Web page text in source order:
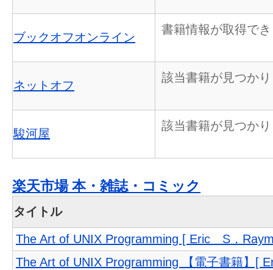
ブックオフオンライン
書籍情報が取得で
ネットオフ
該当書籍が見つか
駿河屋
該当書籍が見つか
楽天市場 本・雑誌・コミック
タイトル
The Art of UNIX Programming [ Eric S．
The Art of UNIX Programming 【電子書籍】[